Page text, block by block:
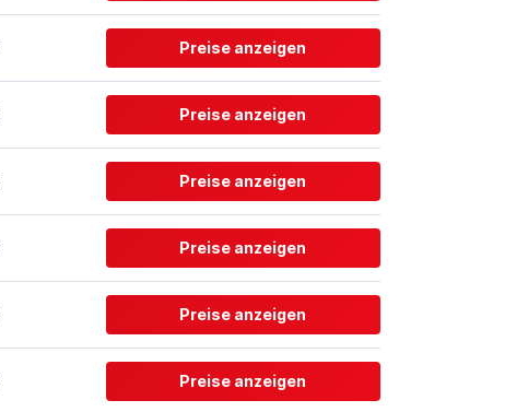
Preise anzeigen
Preise anzeigen
Preise anzeigen
Preise anzeigen
Preise anzeigen
Preise anzeigen